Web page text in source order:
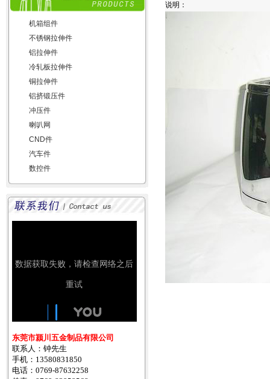
机箱组件
不锈钢拉伸件
铝拉伸件
冷轧板拉伸件
铜拉伸件
铝挤锻压件
冲压件
喇叭网
CND件
汽车件
数控件
东莞市颍川五金制品有限公司
联系人：钟先生
手机：13580831850
电话：0769-87632258
说明：